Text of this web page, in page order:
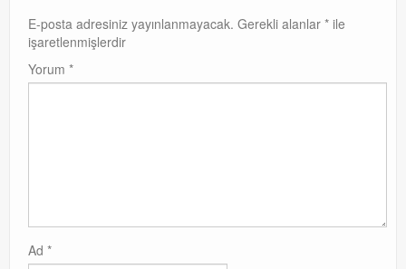
E-posta adresiniz yayınlanmayacak. Gerekli alanlar * ile
işaretlenmişlerdir
Yorum *
Ad *